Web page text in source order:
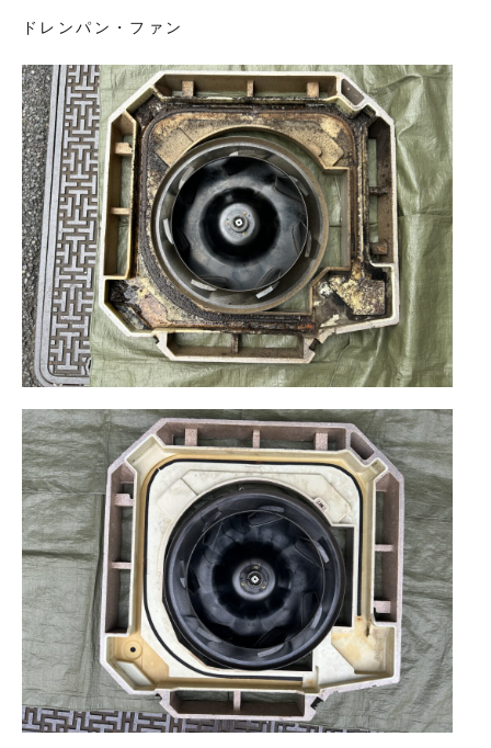
ドレンパン・ファン